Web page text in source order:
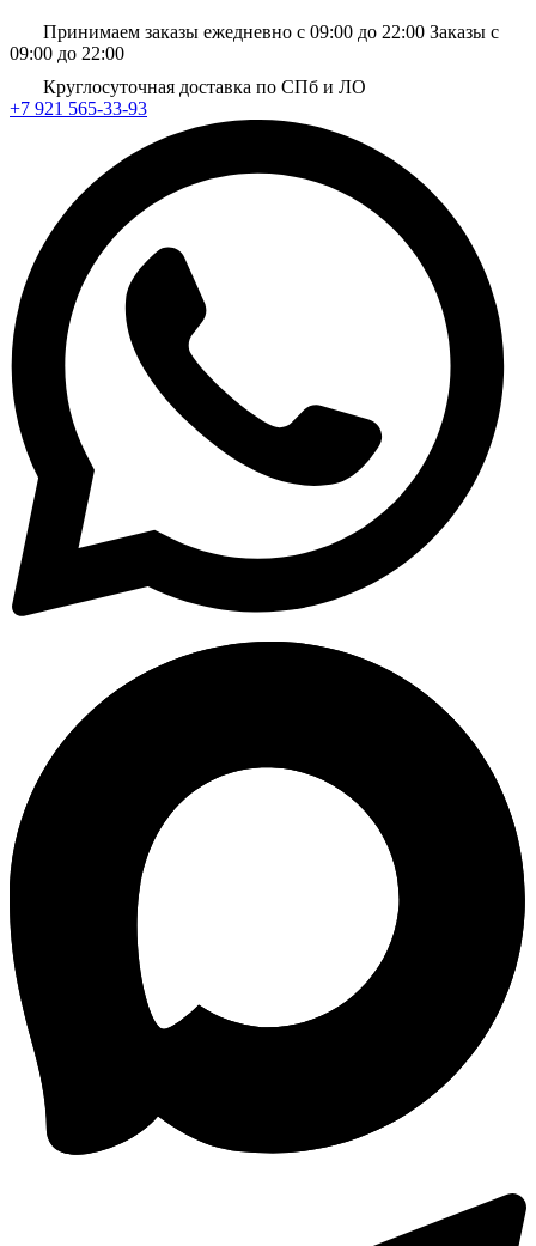
Принимаем заказы ежедневно с 09:00 до 22:00 Заказы с
09:00 до 22:00
Круглосуточная доставка по СПб и ЛО
+7 921 565-33-93